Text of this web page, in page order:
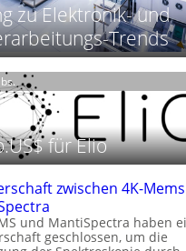
zu Elektronik- und
Trends
für Elio
zwischen 4K-
und MantiSpectra haben
geschlossen, um die